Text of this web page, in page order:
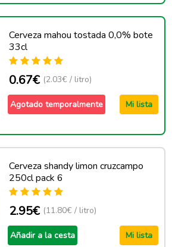
Cerveza mahou tostada 0,0% bote
33cl
0.67€ (2.03€ / litro)
Agotado temporalmente Mi lista
Cerveza shandy limon cruzcampo
250cl pack 6
2.95€ (11.80€ / litro)
Añadir a la cesta Mi lista